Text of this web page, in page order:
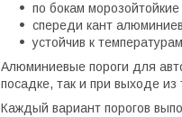
по бокам
спереди кант
устойчив к
Алюминиевые пороги для
посадке, так и при выходе из
Каждый вариант порогов